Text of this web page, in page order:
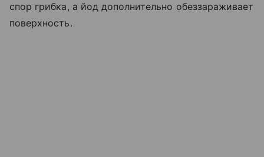
спор грибка, а йод дополнительно обеззараживает
поверхность.